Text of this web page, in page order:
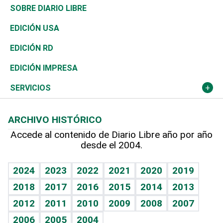
José Boquete
Reportajes
Asia
África
Ocenanía
Caribe
Resto del mundo
Consumo
Vivienda
Telecom.
Global y variable
Economía personal
Belleza
Buena Vida
Sociales
Novedades
Podcast Arte Libre
Hablando con el pediatra
Vida y familia
Eñe
Celebrando la vida
Golf
Ciclismo
Tenis
Olimpismo
Más deportes
TBT Deportivo
De buena tinta
En Directo
El Espía
Noticiero Poteleche
Columnistas
Más firmas
Clima
Tecnología
Historia
Martes de tecnología
Cambio climático
Mundo
Economía
Revista
Deportes
Opinión
Hecho en casa
Guía del dinero
SOBRE DIARIO LIBRE
EDICIÓN USA
EDICIÓN RD
EDICIÓN IMPRESA
SERVICIOS
Cumpleaños
Horóscopos
Crucigramas
ARCHIVO HISTÓRICO
Accede al contenido de Diario Libre año por año
desde el 2004.
2024 2023 2022 2021 2020
2019
2018
2017 2016 2015 2014
2013
2012
2011 2010 2009 2008
2007
2006
2005 2004